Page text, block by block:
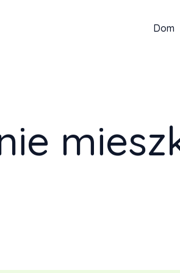
Dom